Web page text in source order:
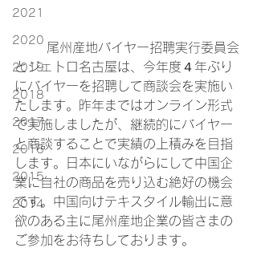
2021
2020
2019
2018
2017
2016
2015
2014
	尾州産地バイヤー招聘実行委員会
とジェトロ名古屋は、今年度４年ぶり
にバイヤーを招聘して商談会を実施い
たします。昨年まではオンライン形式
で実施しましたが、継続的にバイヤー
と商談することで実績の上積みを目指
します。日本にいながらにして中国企
業に自社の商品を売り込む絶好の機会
です。中国向けテキスタイル輸出に意
欲のある主に尾州産地企業の皆さまの
ご参加をお待ちしております。